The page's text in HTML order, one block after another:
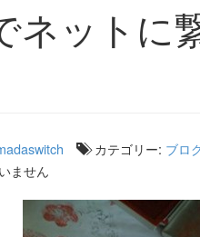
ネットに
カテゴリー: ブロ
ません